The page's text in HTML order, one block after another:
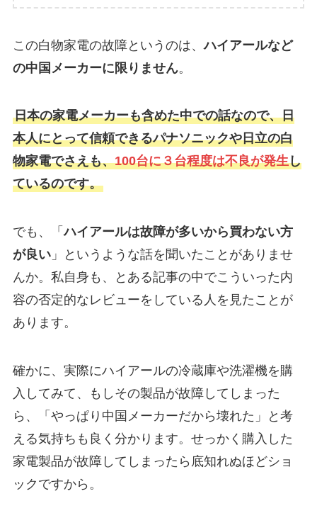
この白物家電の故障というのは、ハイアールなど
の中国メーカーに限りません。
日本の家電メーカーも含めた中での話なので、日
本人にとって信頼できるパナソニックや日立の白
物家電でさえも、100台に３台程度は不良が発生し
ているのです。
でも、「ハイアールは故障が多いから買わない方
が良い」というような話を聞いたことがありませ
んか。私自身も、とある記事の中でこういった内
容の否定的なレビューをしている人を見たことが
あります。
確かに、実際にハイアールの冷蔵庫や洗濯機を購
入してみて、もしその製品が故障してしまった
ら、「やっぱり中国メーカーだから壊れた」と考
える気持ちも良く分かります。せっかく購入した
家電製品が故障してしまったら底知れぬほどショ
ックですから。